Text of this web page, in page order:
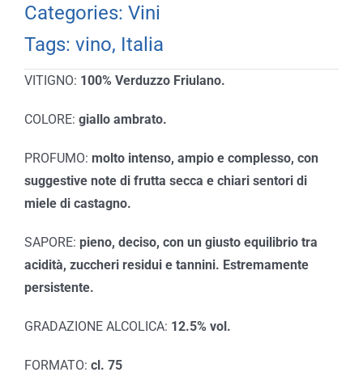
Categories: Vini
Tags: vino, Italia
VITIGNO: 100% Verduzzo Friulano.
COLORE: giallo ambrato.
PROFUMO: molto intenso, ampio e complesso, con
suggestive note di frutta secca e chiari sentori di
miele di castagno.
SAPORE: pieno, deciso, con un giusto equilibrio tra
acidità, zuccheri residui e tannini. Estremamente
persistente.
GRADAZIONE ALCOLICA: 12.5% vol.
FORMATO: cl. 75